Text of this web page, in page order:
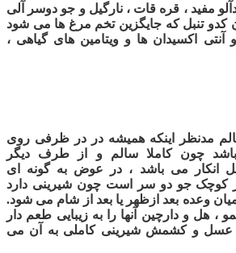
مفید ، قره قات ، نارگیل و جو دوسر آلی
تنبل که جایگزین تخم مرغ ها می شود
اکسیدان ها و ویتامین های گیاهی ،
مدنظر اینکه همیشه در در ظرفی روی
باشد چون کاملا سالم و از طرف دیگر
انکار می باشد ، در عوض به گونه ای
کوچک جو دو سر است چون شیرینی دارد
وعده بعد ازظهر یا بعد از شام می شود.
، هل و دارچین آنها را به زیبایی طعم دار
عسل و کشمش شیرینی کاملی به آن می